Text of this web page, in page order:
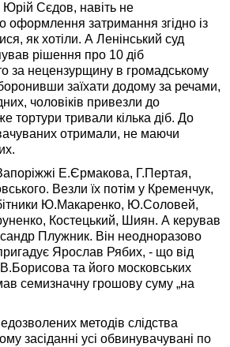
Сєдов, навіть не
оформлення затримання згідно із
як хотіли. А Ленінський суд
рішення про 10 діб
за нецензурщину в громадському
заїхати додому за речами,
чоловіків привезли до
тортури тривали кілька діб. До
отримали, не маючи
Е.Єрмакова, Г.Пертая,
Везли їх потім у Кременчук,
Ю.Макаренко, Ю.Соловей,
Костецький, Шиян. А керував
Плужник. Він неодноразово
Ярослав Рябих, - що від
та його московських
семизначну грошову суму „на
методів слідства
засіданні усі обвинувачувані по